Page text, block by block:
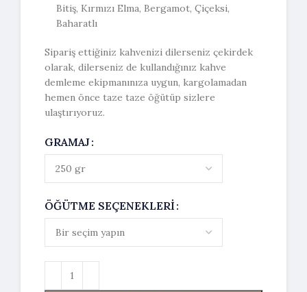
Bitiş, Kırmızı Elma, Bergamot, Çiçeksi,
Baharatlı
Sipariş ettiğiniz kahvenizi dilerseniz çekirdek
olarak, dilerseniz de kullandığınız kahve
demleme ekipmanınıza uygun, kargolamadan
hemen önce taze taze öğütüp sizlere
ulaştırıyoruz.
GRAMAJ
ÖĞÜTME SEÇENEKLERI